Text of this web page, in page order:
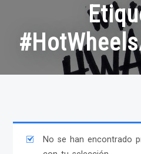
No se han encontrado